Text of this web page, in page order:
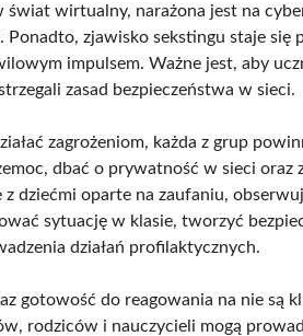
świat wirtualny, narażona jest na
zjawisko sekstingu staje
impulsem. Ważne jest, aby
zasad bezpieczeństwa w sieci.
zagrożeniom, każda z grup
dbać o prywatność w sieci oraz
dziećmi oparte na zaufaniu,
sytuację w klasie, tworzyć
działań profilaktycznych.
gotowość do reagowania na nie są
rodziców i nauczycieli mogą